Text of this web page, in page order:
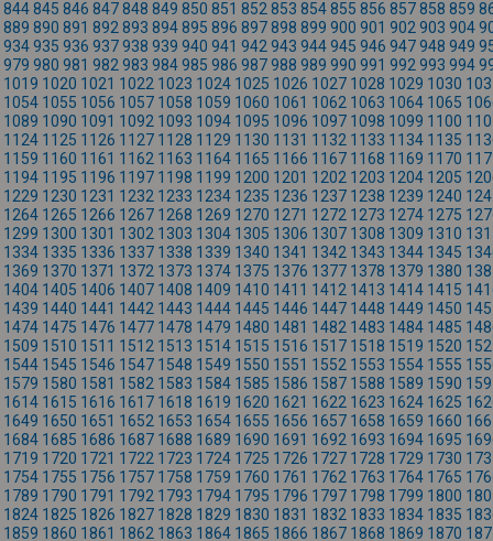
844845 846 847848 849 850 851 852 853 854855 856 857858 859
889 890 891 892 893 894895 896 897898 899 900 901 902 903 904
934935 936 937938 939 940 941 942 943 944945 946 947948 949
979 980 981 982 983 984985 986 987988 989 990 991 992 993 994
1019 1020 1021 1022 1023 1024 1025 1026 1027 1028 1029 1030
1054 1055 1056 1057 1058 1059 1060 1061 1062 1063 1064 1065
1089 1090 1091 1092 1093 1094 1095 1096 1097 1098 1099 1100
1124 1125 1126 1127 1128 1129 1130 1131 1132 1133 1134 1135
1159 1160 1161 1162 1163 1164 1165 1166 1167 1168 1169 1170
1194 1195 1196 1197 1198 1199 1200 1201 1202 1203 1204 1205
1229 1230 1231 1232 1233 1234 1235 1236 1237 1238 1239 1240
1264 1265 1266 1267 1268 1269 1270 1271 1272 1273 1274 1275
1299 1300 1301 1302 1303 1304 1305 1306 1307 1308 1309 1310
1334 1335 1336 1337 1338 1339 1340 1341 1342 1343 1344 1345
1369 1370 1371 1372 1373 1374 1375 1376 1377 1378 1379 1380
1404 1405 1406 1407 1408 1409 1410 1411 1412 1413 1414 1415
1439 1440 1441 1442 1443 1444 1445 1446 1447 1448 1449 1450
1474 1475 1476 1477 1478 1479 1480 1481 1482 1483 1484 1485
1509 1510 1511 1512 1513 1514 1515 1516 1517 1518 1519 1520
1544 1545 1546 1547 1548 1549 1550 1551 1552 1553 1554 1555
1579 1580 1581 1582 1583 1584 1585 1586 1587 1588 1589 1590
1614 1615 1616 1617 1618 1619 1620 1621 1622 1623 1624 1625
1649 1650 1651 1652 1653 1654 1655 1656 1657 1658 1659 1660
1684 1685 1686 1687 1688 1689 1690 1691 1692 1693 1694 1695
1719 1720 1721 1722 1723 1724 1725 1726 1727 1728 1729 1730
1754 1755 1756 1757 1758 1759 1760 1761 1762 1763 1764 1765
1789 1790 1791 1792 1793 1794 1795 1796 1797 1798 1799 1800
1824 1825 1826 1827 1828 1829 1830 1831 1832 1833 1834 1835
1859 1860 1861 1862 1863 1864 1865 1866 1867 1868 1869 1870